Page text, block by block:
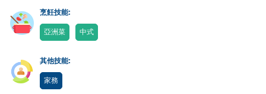
烹飪技能:
亞洲菜 中式
其他技能:
家務